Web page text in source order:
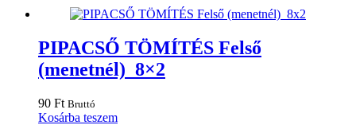
PIPACSŐ TÖMÍTÉS Felső
(menetnél) 8×2
90 Ft Bruttó
Kosárba teszem